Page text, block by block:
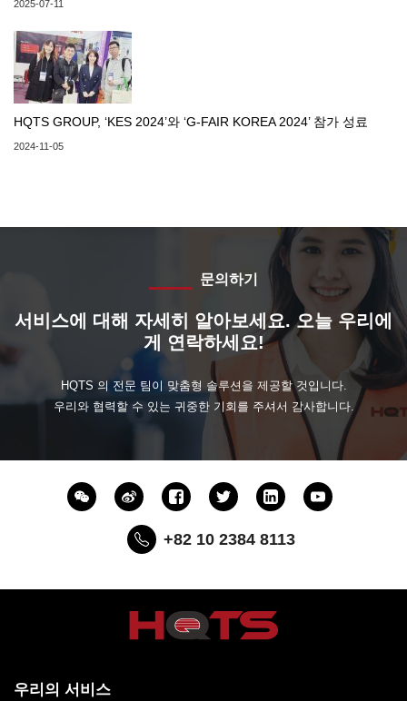
2025-07-11
HQTS GROUP, ‘KES 2024’와 ‘G-FAIR KOREA 2024’ 참가 성료
2024-11-05
문의하기
서비스에 대해 자세히 알아보세요. 오늘 우리에
게 연락하세요!
HQTS 의 전문 팀이 맞춤형 솔루션을 제공할 것입니다.
우리와 협력할 수 있는 귀중한 기회를 주셔서 감사합니다.
+82 10 2384 8113
우리의 서비스